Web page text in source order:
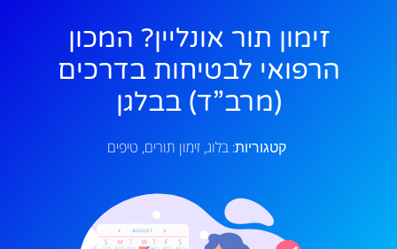
זימון תור אונליין? המכון
הרפואי לבטיחות בדרכים
(מרב”ד) בבלגן
קטגוריות: בלוג,זימון תורים, טיפים